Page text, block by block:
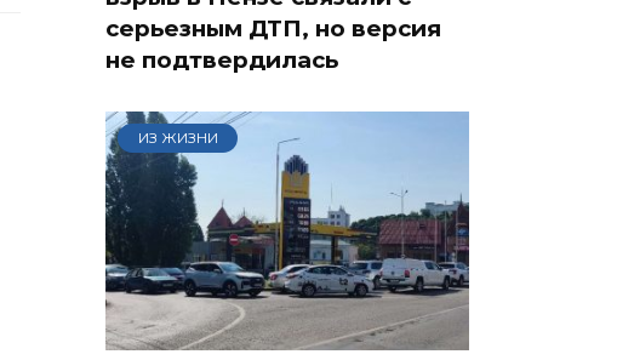
серьезным ДТП, но версия
не подтвердилась
ИЗ ЖИЗНИ